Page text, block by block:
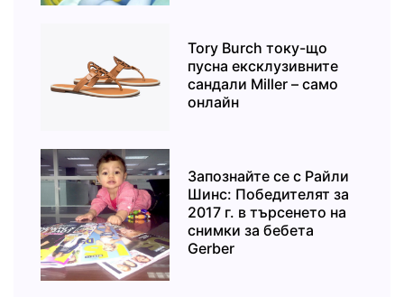
Tory Burch току-що
пусна ексклузивните
сандали Miller – само
онлайн
Запознайте се с Райли
Шинс: Победителят за
2017 г. в търсенето на
снимки за бебета
Gerber